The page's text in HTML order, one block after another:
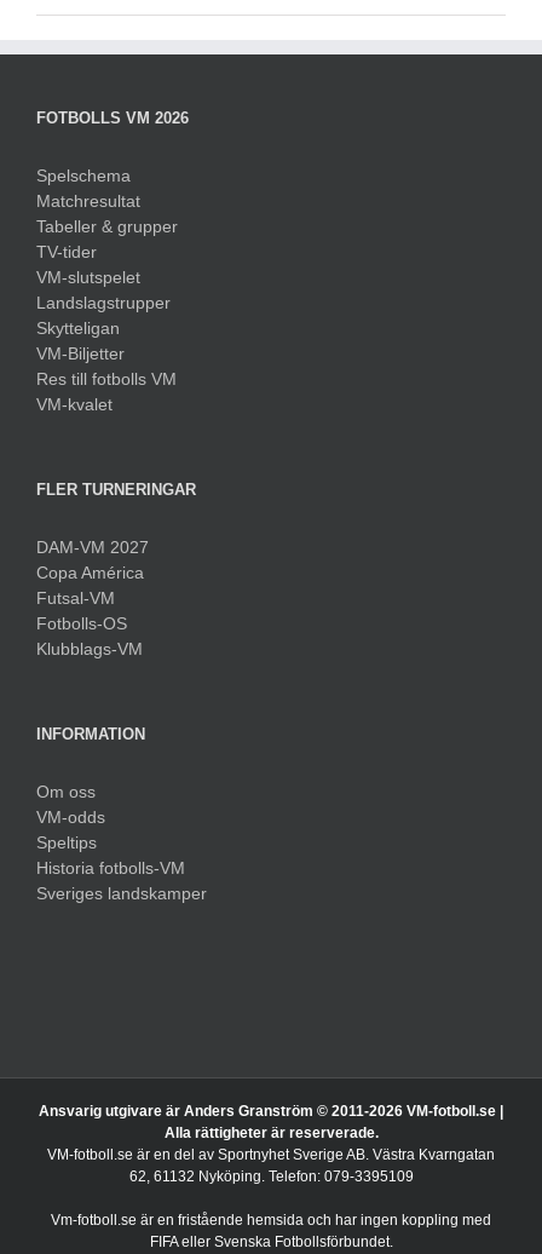
FOTBOLLS VM 2026
Spelschema
Matchresultat
Tabeller & grupper
TV-tider
VM-slutspelet
Landslagstrupper
Skytteligan
VM-Biljetter
Res till fotbolls VM
VM-kvalet
FLER TURNERINGAR
DAM-VM 2027
Copa América
Futsal-VM
Fotbolls-OS
Klubblags-VM
INFORMATION
Om oss
VM-odds
Speltips
Historia fotbolls-VM
Sveriges landskamper
Ansvarig utgivare är Anders Granström © 2011-2026 VM-fotboll.se |
Alla rättigheter är reserverade.
VM-fotboll.se är en del av Sportnyhet Sverige AB. Västra Kvarngatan
62, 61132 Nyköping. Telefon: 079-3395109
Vm-fotboll.se är en fristående hemsida och har ingen koppling med
FIFA eller Svenska Fotbollsförbundet.